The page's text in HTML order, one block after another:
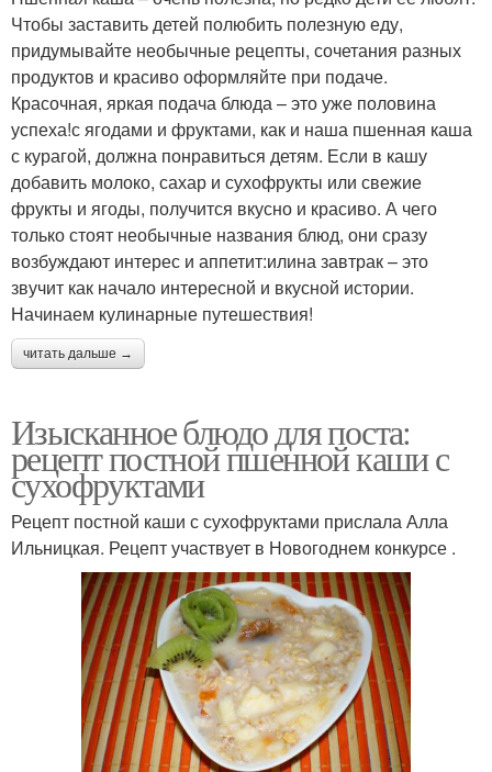
Чтобы заставить детей полюбить полезную еду,
придумывайте необычные рецепты, сочетания разных
продуктов и красиво оформляйте при подаче.
Красочная, яркая подача блюда – это уже половина
успеха!с ягодами и фруктами, как и наша пшенная каша
с курагой, должна понравиться детям. Если в кашу
добавить молоко, сахар и сухофрукты или свежие
фрукты и ягоды, получится вкусно и красиво. А чего
только стоят необычные названия блюд, они сразу
возбуждают интерес и аппетит:илина завтрак – это
звучит как начало интересной и вкусной истории.
Начинаем кулинарные путешествия!
читать дальше →
Изысканное блюдо для поста:
рецепт постной пшенной каши с
сухофруктами
Рецепт постной каши с сухофруктами прислала Алла
Ильницкая. Рецепт участвует в Новогоднем конкурсе .